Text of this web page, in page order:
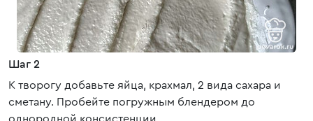
Шаг 2
К творогу добавьте яйца, крахмал, 2 вида сахара и
сметану. Пробейте погружным блендером до